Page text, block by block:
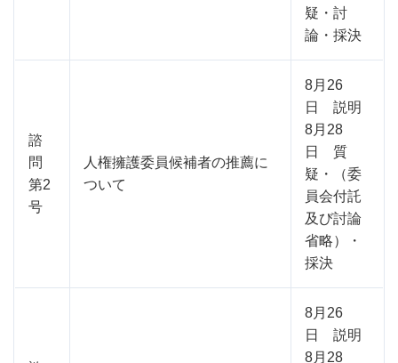
疑・討
論・採決
諮
問
第2
号
人権擁護委員候補者の推薦に
ついて
8月26
日 説明
8月28
日 質
疑・（委
員会付託
及び討論
省略）・
採決
8月26
日 説明
8月28